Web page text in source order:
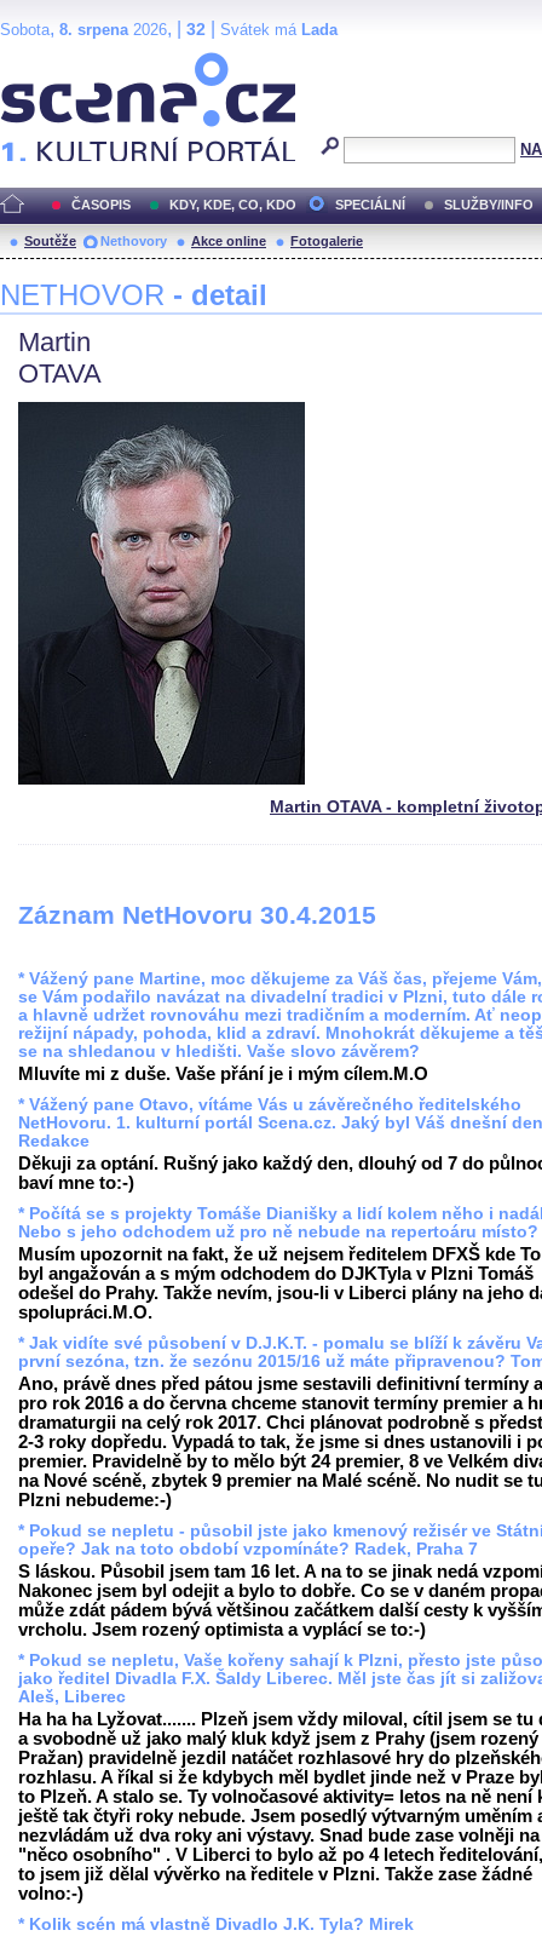
Sobota, 8. srpena2026, | 32 Svátek má Lada
ČASOPIS KDY, KDE, CO, KDO SPECIÁLNÍ SLUŽBY/INFO
Soutěže Nethovory Akce online Fotogalerie
NETHOVOR - detail
Martin
OTAVA
Martin OTAVA - kompletní
Záznam NetHovoru 30.4.2015
* Vážený pane Martine, moc děkujeme za Váš čas, přejeme
se Vám podařilo navázat na divadelní tradici v Plzni, tuto dále
a hlavně udržet rovnováhu mezi tradičním a moderním. Ať
režijní nápady, pohoda, klid a zdraví. Mnohokrát děkujeme a
se na shledanou v hledišti. Vaše slovo závěrem?
Mluvíte mi z duše. Vaše přání je i mým cílem.M.O
* Vážený pane Otavo, vítáme Vás u závěrečného ředitelského
NetHovoru. 1. kulturní portál Scena.cz. Jaký byl Váš dnešní
Redakce
Děkuji za optání. Rušný jako každý den, dlouhý od 7 do
baví mne to:-)
* Počítá se s projekty Tomáše Dianišky a lidí kolem něho i
Nebo s jeho odchodem už pro ně nebude na repertoáru místo?
Musím upozornit na fakt, že už nejsem ředitelem DFXŠ kde
byl angažován a s mým odchodem do DJKTyla v Plzni Tomáš
odešel do Prahy. Takže nevím, jsou-li v Liberci plány na jeho
spolupráci.M.O.
* Jak vidíte své působení v D.J.K.T. - pomalu se blíží k závěru
první sezóna, tzn. že sezónu 2015/16 už máte připravenou?
Ano, právě dnes před pátou jsme sestavili definitivní termíny
pro rok 2016 a do června chceme stanovit termíny premier a
dramaturgii na celý rok 2017. Chci plánovat podrobně s
2-3 roky dopředu. Vypadá to tak, že jsme si dnes ustanovili i
premier. Pravidelně by to mělo být 24 premier, 8 ve Velkém
na Nové scéně, zbytek 9 premier na Malé scéně. No nudit se
Plzni nebudeme:-)
* Pokud se nepletu - působil jste jako kmenový režisér ve
opeře? Jak na toto období vzpomínáte? Radek, Praha 7
S láskou. Působil jsem tam 16 let. A na to se jinak nedá
Nakonec jsem byl odejit a bylo to dobře. Co se v daném
může zdát pádem bývá většinou začátkem další cesty k
vrcholu. Jsem rozený optimista a vyplácí se to:-)
* Pokud se nepletu, Vaše kořeny sahají k Plzni, přesto jste
jako ředitel Divadla F.X. Šaldy Liberec. Měl jste čas jít si
Aleš, Liberec
Ha ha ha Lyžovat....... Plzeň jsem vždy miloval, cítil jsem se tu
a svobodně už jako malý kluk když jsem z Prahy (jsem rozený
Pražan) pravidelně jezdil natáčet rozhlasové hry do
rozhlasu. A říkal si že kdybych měl bydlet jinde než v Praze
to Plzeň. A stalo se. Ty volnočasové aktivity= letos na ně není
ještě tak čtyři roky nebude. Jsem posedlý výtvarným uměním
nezvládám už dva roky ani výstavy. Snad bude zase volněji na
"něco osobního" . V Liberci to bylo až po 4 letech
to jsem již dělal vývěrko na ředitele v Plzni. Takže zase žádné
volno:-)
* Kolik scén má vlastně Divadlo J.K. Tyla? Mirek